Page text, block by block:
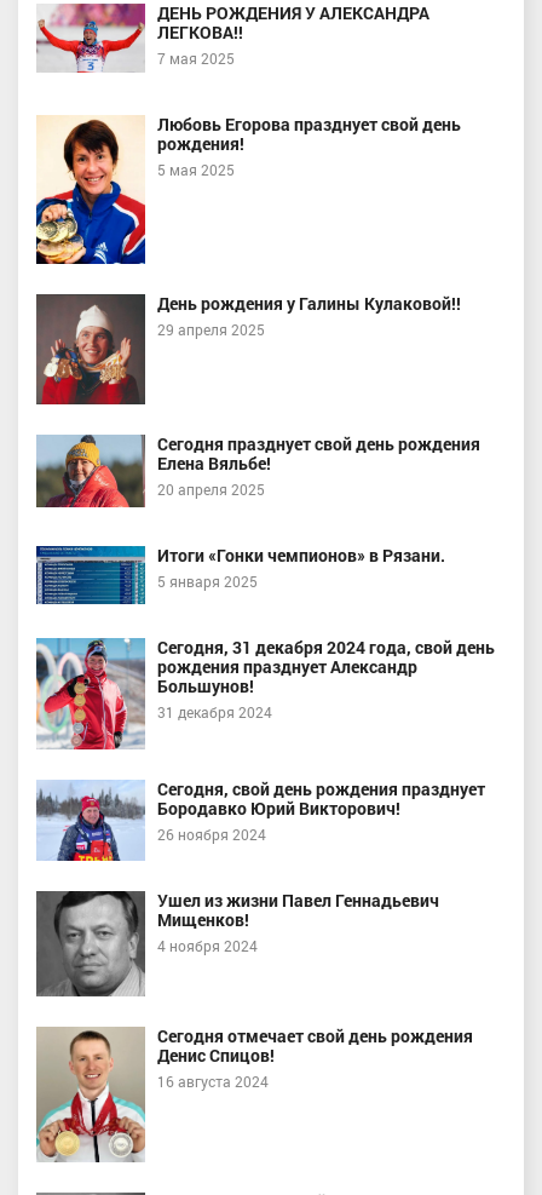
ДЕНЬ РОЖДЕНИЯ У АЛЕКСАНДРА
ЛЕГКОВА!!
7 мая 2025
Любовь Егорова празднует свой день
рождения!
5 мая 2025
День рождения у Галины Кулаковой!!
29 апреля 2025
Сегодня празднует свой день рождения
Елена Вяльбе!
20 апреля 2025
Итоги «Гонки чемпионов» в Рязани.
5 января 2025
Сегодня, 31 декабря 2024 года, свой день
рождения празднует Александр
Большунов!
31 декабря 2024
Сегодня, свой день рождения празднует
Бородавко Юрий Викторович!
26 ноября 2024
Ушел из жизни Павел Геннадьевич
Мищенков!
4 ноября 2024
Сегодня отмечает свой день рождения
Денис Спицов!
16 августа 2024